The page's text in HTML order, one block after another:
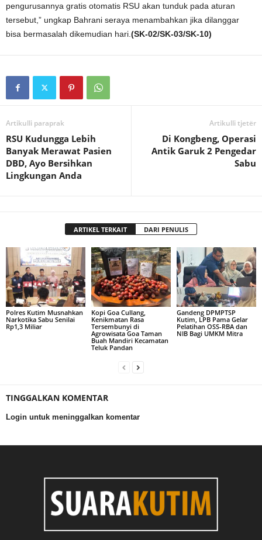
pengurusannya gratis otomatis RSU akan tunduk pada aturan
tersebut,” ungkap Bahrani seraya menambahkan jika dilanggar
bisa bermasalah dikemudian hari. (SK-02/SK-03/SK-10)
Artikulli paraprak
RSU Kudungga Lebih
Banyak Merawat Pasien
DBD, Ayo Bersihkan
Lingkungan Anda
Artikulli tjetër
Di Kongbeng, Operasi
Antik Garuk 2 Pengedar
Sabu
ARTIKEL TERKAIT DARI PENULIS
Polres Kutim Musnahkan
Narkotika Sabu Senilai
Rp1,3 Miliar
Kopi Goa Cullang,
Kenikmatan Rasa
Tersembunyi di
Agrowisata Goa Taman
Buah Mandiri Kecamatan
Teluk Pandan
Gandeng DPMPTSP
Kutim, LPB Pama Gelar
Pelatihan OSS-RBA dan
NIB Bagi UMKM Mitra
TINGGALKAN KOMENTAR
Login untuk meninggalkan komentar